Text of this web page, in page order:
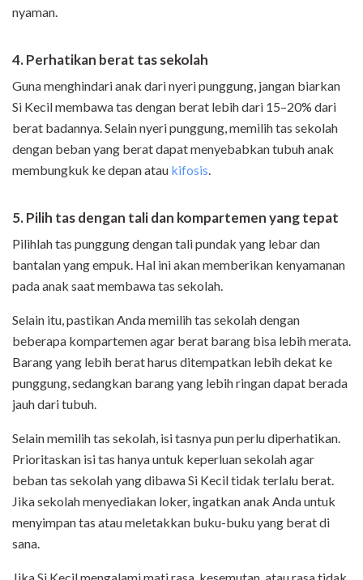
nyaman.
4. Perhatikan berat tas sekolah
Guna menghindari anak dari nyeri punggung, jangan biarkan
Si Kecil membawa tas dengan berat lebih dari 15–20% dari
berat badannya. Selain nyeri punggung, memilih tas sekolah
dengan beban yang berat dapat menyebabkan tubuh anak
membungkuk ke depan atau kifosis.
5. Pilih tas dengan tali dan kompartemen yang tepat
Pilihlah tas punggung dengan tali pundak yang lebar dan
bantalan yang empuk. Hal ini akan memberikan kenyamanan
pada anak saat membawa tas sekolah.
Selain itu, pastikan Anda memilih tas sekolah dengan
beberapa kompartemen agar berat barang bisa lebih merata.
Barang yang lebih berat harus ditempatkan lebih dekat ke
punggung, sedangkan barang yang lebih ringan dapat berada
jauh dari tubuh.
Selain memilih tas sekolah, isi tasnya pun perlu diperhatikan.
Prioritaskan isi tas hanya untuk keperluan sekolah agar
beban tas sekolah yang dibawa Si Kecil tidak terlalu berat.
Jika sekolah menyediakan loker, ingatkan anak Anda untuk
menyimpan tas atau meletakkan buku-buku yang berat di
sana.